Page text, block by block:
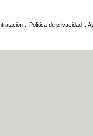
:: Política de privacidad ::